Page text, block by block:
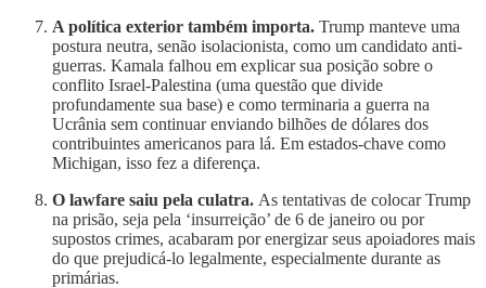
A política exterior também importa. Trump manteve uma
postura neutra, senão isolacionista, como um candidato anti-
guerras. Kamala falhou em explicar sua posição sobre o
conflito Israel-Palestina (uma questão que divide
profundamente sua base) e como terminaria a guerra na
Ucrânia sem continuar enviando bilhões de dólares dos
contribuintes americanos para lá. Em estados-chave como
Michigan, isso fez a diferença.
O lawfare saiu pela culatra. As tentativas de colocar Trump
na prisão, seja pela ‘insurreição’ de 6 de janeiro ou por
supostos crimes, acabaram por energizar seus apoiadores mais
do que prejudicá-lo legalmente, especialmente durante as
primárias.